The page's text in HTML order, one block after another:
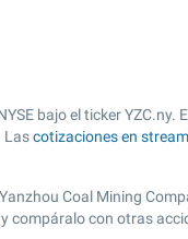
bajo el ticker
Lascotizaciones en
Coal Mining
compáralo con otras